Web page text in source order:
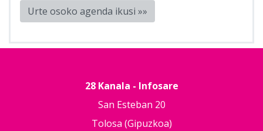
Urte osoko agenda ikusi »»
28 Kanala - Infosare
San Esteban 20
Tolosa (Gipuzkoa)